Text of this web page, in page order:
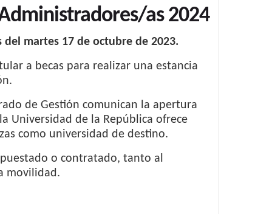
as 2024
del martes 17 de octubre de 2023.
a becas para realizar una estancia
de Gestión comunican la apertura
Universidad de la República ofrece
como universidad de destino.
o contratado, tanto al
movilidad.